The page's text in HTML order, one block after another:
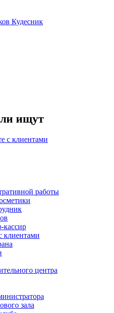
Кудесник
ищут
с клиентами
работы
кассир
клиентами
центра
зала